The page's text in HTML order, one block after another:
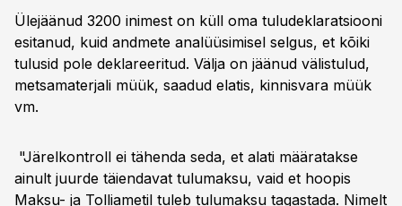
Ülejäänud 3200 inimest on küll oma tuludeklaratsiooni
esitanud, kuid andmete analüüsimisel selgus, et kõiki
tulusid pole deklareeritud. Välja on jäänud välistulud,
metsamaterjali müük, saadud elatis, kinnisvara müük
vm.
"Järelkontroll ei tähenda seda, et alati määratakse
ainult juurde täiendavat tulumaksu, vaid et hoopis
Maksu- ja Tolliametil tuleb tulumaksu tagastada. Nimelt